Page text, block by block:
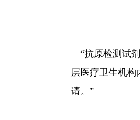
“抗原检测试
层医疗卫生机构
请。”